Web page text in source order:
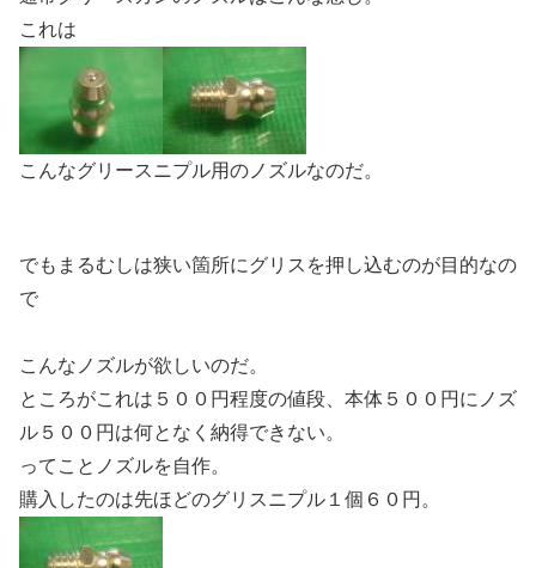
これは
こんなグリースニプル用のノズルなのだ。
でもまるむしは狭い箇所にグリスを押し込むのが目的なの
で
こんなノズルが欲しいのだ。
ところがこれは５００円程度の値段、本体５００円にノズ
ル５００円は何となく納得できない。
ってことノズルを自作。
購入したのは先ほどのグリスニプル１個６０円。